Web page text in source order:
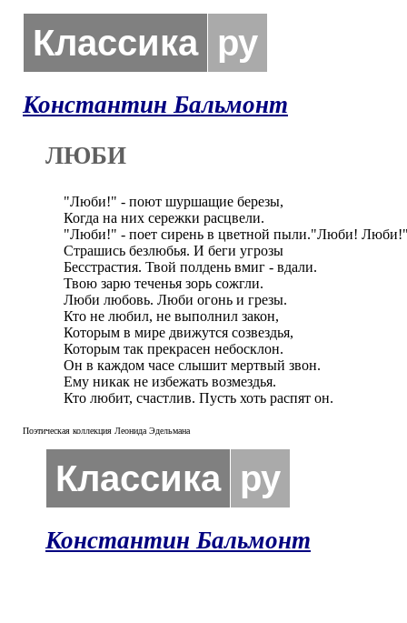
Классика ру
Константин Бальмонт
ЛЮБИ
"Люби!" - поют шуршащие березы,
Когда на них сережки расцвели.
"Люби!" - поет сирень в цветной пыли."Люби!
Страшись безлюбья. И беги угрозы
Бесстрастия. Твой полдень вмиг - вдали.
Твою зарю теченья зорь сожгли.
Люби любовь. Люби огонь и грезы.
Кто не любил, не выполнил закон,
Которым в мире движутся созвездья,
Которым так прекрасен небосклон.
Он в каждом часе слышит мертвый звон.
Ему никак не избежать возмездья.
Кто любит, счастлив. Пусть хоть распят он.
Поэтическая коллекция Леонида Эдельмана
Классика ру
Константин Бальмонт